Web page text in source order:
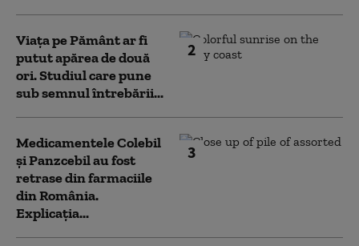
2
Viața pe Pământ ar fi
putut apărea de două
ori. Studiul care pune
sub semnul întrebării...
3
Medicamentele Colebil
și Panzcebil au fost
retrase din farmaciile
din România.
Explicația...